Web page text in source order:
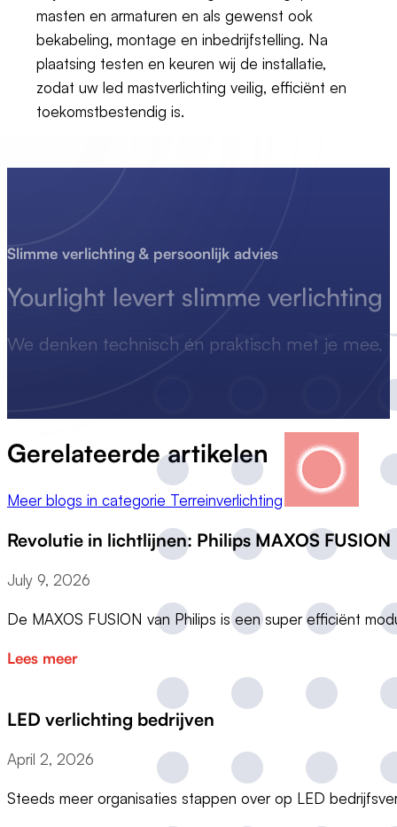
masten en armaturen en als gewenst ook
bekabeling, montage en inbedrijfstelling. Na
plaatsing testen en keuren wij de installatie,
zodat uw led mastverlichting veilig, efficiënt en
toekomstbestendig is.
Slimme verlichting & persoonlijk advies
Yourlight levert slimme verlichting
We denken technisch én praktisch met je mee,
Gerelateerde artikelen
Meer blogs in categorie Terreinverlichting
Revolutie in lichtlijnen: Philips MAXOS FUSION
July 9, 2026
De MAXOS FUSION van Philips is een super efficiënt
Lees meer
LED verlichting bedrijven
April 2, 2026
Steeds meer organisaties stappen over op LED